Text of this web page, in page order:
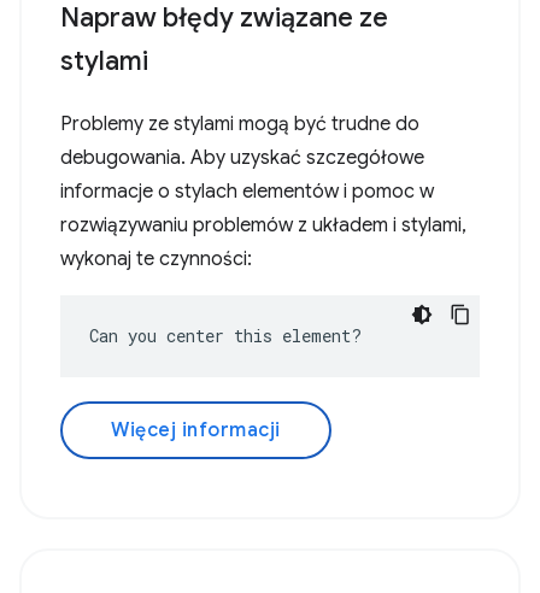
Napraw błędy związane ze
stylami
Problemy ze stylami mogą być trudne do
debugowania. Aby uzyskać szczegółowe
informacje o stylach elementów i pomoc w
rozwiązywaniu problemów z układem i stylami,
wykonaj te czynności:
Can you center this element?
Więcej informacji